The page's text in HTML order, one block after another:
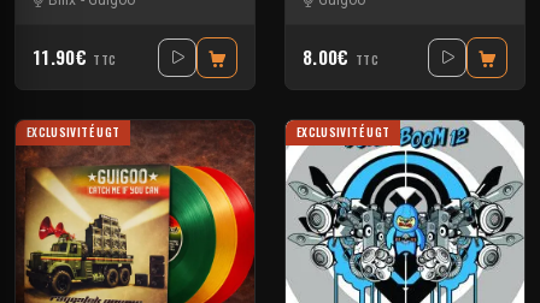
11.90€ TTC 8.00€ TTC
EXCLUSIVITÉ UGT EXCLUSIVITÉ UGT